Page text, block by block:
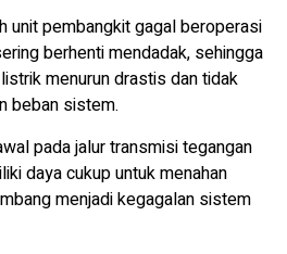
unit pembangkit gagal beroperasi
berhenti mendadak, sehingga
menurun drastis dan tidak
beban sistem.
pada jalur transmisi tegangan
daya cukup untuk menahan
menjadi kegagalan sistem